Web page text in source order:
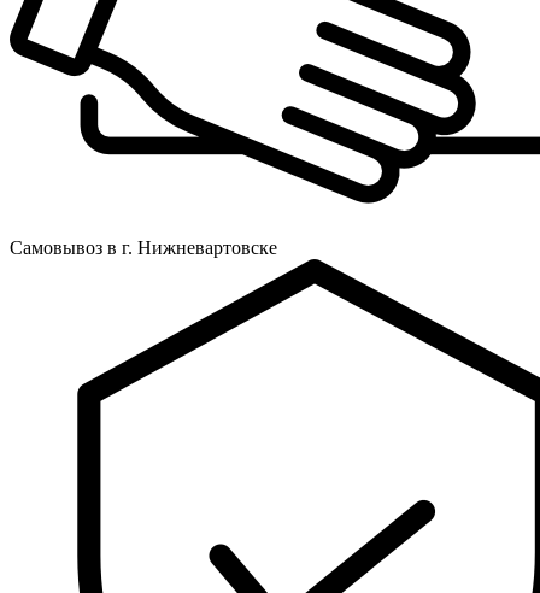
Самовывоз в г. Нижневартовске